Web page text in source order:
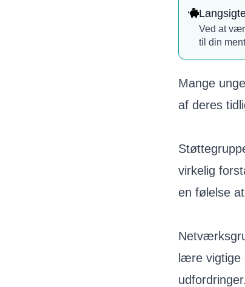
Ved at
til din
Mange
af deres
virkelig
en følelse
lære vigtige